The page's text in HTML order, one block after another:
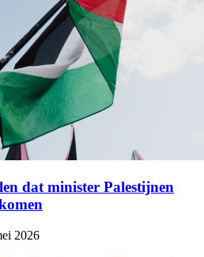
dat minister Palestijnen
2026